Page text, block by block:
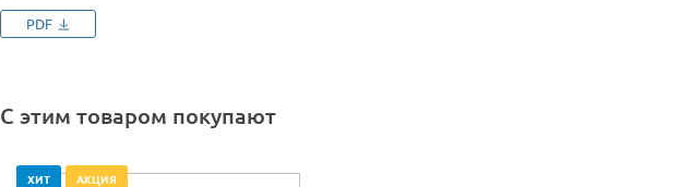
PDF
С этим товаром покупают
ХИТ АКЦИЯ